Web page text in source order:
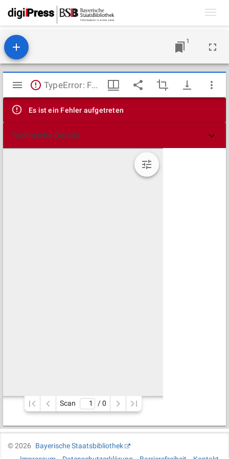
1
Mirador
Viewer
TypeError: Failed to fetch
Es ist ein Fehler aufgetreten
Technische Details
Scan / 0
©2026
Bayerische Staatsbibliothek